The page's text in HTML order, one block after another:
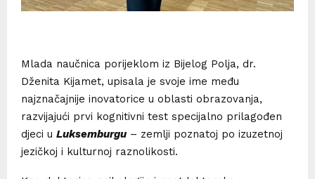
Mlada naučnica porijeklom iz Bijelog Polja, dr.
Dženita Kijamet, upisala je svoje ime među
najznačajnije inovatorice u oblasti obrazovanja,
razvijajući prvi kognitivni test specijalno prilagođen
djeci u Luksemburgu – zemlji poznatoj po izuzetnoj
jezičkoj i kulturnoj raznolikosti.